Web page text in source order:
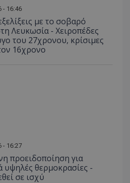
- 16:46
με το σοβαρό
Λευκωσία - Χειροπέδες
του 27χρονου, κρίσιμες
16χρονο
- 16:27
προειδοποίηση για
υψηλές θερμοκρασίες -
σε ισχύ